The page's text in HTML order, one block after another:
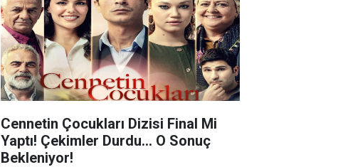
Cennetin Çocukları Dizisi Final Mi
Yaptı! Çekimler Durdu... O Sonuç
Bekleniyor!